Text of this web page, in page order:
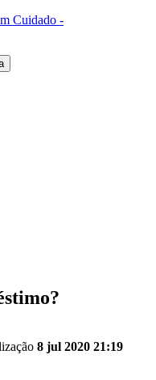
Cuidado -
8 jul 2020 21:19